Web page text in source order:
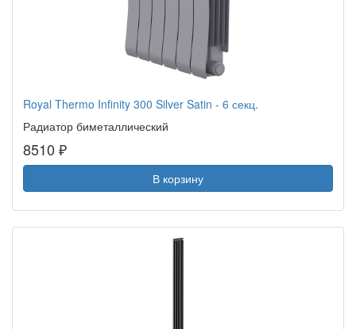
Royal Thermo Infinity 300 Silver Satin - 6 секц.
Радиатор биметаллический
8510 ₽
В корзину